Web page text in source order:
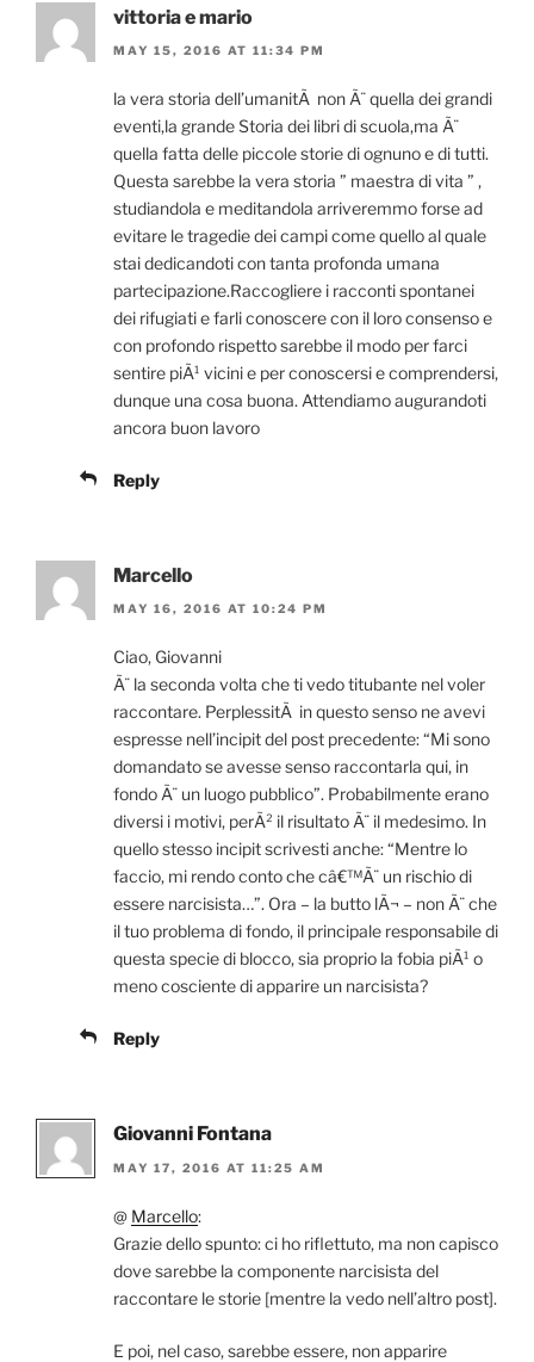
vittoria e mario
MAY 15, 2016 AT 11:34 PM
la vera storia dell’umanitÃ non Ã¨ quella dei grandi
eventi,la grande Storia dei libri di scuola,ma Ã¨
quella fatta delle piccole storie di ognuno e di tutti.
Questa sarebbe la vera storia ” maestra di vita ” ,
studiandola e meditandola arriveremmo forse ad
evitare le tragedie dei campi come quello al quale
stai dedicandoti con tanta profonda umana
partecipazione.Raccogliere i racconti spontanei
dei rifugiati e farli conoscere con il loro consenso e
con profondo rispetto sarebbe il modo per farci
sentire piÃ¹ vicini e per conoscersi e comprendersi,
dunque una cosa buona. Attendiamo augurandoti
ancora buon lavoro
Reply
Marcello
MAY 16, 2016 AT 10:24 PM
Ciao, Giovanni
Ã¨ la seconda volta che ti vedo titubante nel voler
raccontare. PerplessitÃ in questo senso ne avevi
espresse nell’incipit del post precedente: “Mi sono
domandato se avesse senso raccontarla qui, in
fondo Ã¨ un luogo pubblico”. Probabilmente erano
diversi i motivi, perÃ² il risultato Ã¨ il medesimo. In
quello stesso incipit scrivesti anche: “Mentre lo
faccio, mi rendo conto che câ€™Ã¨ un rischio di
essere narcisista…”. Ora – la butto lÃ¬ – non Ã¨ che
il tuo problema di fondo, il principale responsabile di
questa specie di blocco, sia proprio la fobia piÃ¹ o
meno cosciente di apparire un narcisista?
Reply
Giovanni Fontana
MAY 17, 2016 AT 11:25 AM
@ Marcello:
Grazie dello spunto: ci ho riflettuto, ma non capisco
dove sarebbe la componente narcisista del
raccontare le storie [mentre la vedo nell’altro post].
E poi, nel caso, sarebbe essere, non apparire